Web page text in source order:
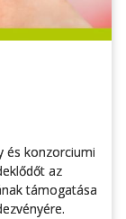
és konzorciumi
az
támogatása